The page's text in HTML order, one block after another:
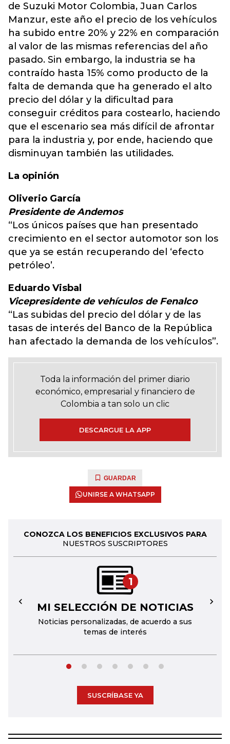
de Suzuki Motor Colombia, Juan Carlos
Manzur, este año el precio de los vehículos
ha subido entre 20% y 22% en comparación
al valor de las mismas referencias del año
pasado. Sin embargo, la industria se ha
contraído hasta 15% como producto de la
falta de demanda que ha generado el alto
precio del dólar y la dificultad para
conseguir créditos para costearlo, haciendo
que el escenario sea más difícil de afrontar
para la industria y, por ende, haciendo que
disminuyan también las utilidades.
La opinión
Oliverio García
Presidente de Andemos
“Los únicos países que han presentado
crecimiento en el sector automotor son los
que ya se están recuperando del ‘efecto
petróleo’.
Eduardo Visbal
Vicepresidente de vehículos de Fenalco
“Las subidas del precio del dólar y de las
tasas de interés del Banco de la República
han afectado la demanda de los vehículos”.
Toda la información del primer diario
económico, empresarial y financiero de
Colombia a tan solo un clic
DESCARGUE LA APP
GUARDAR
UNIRSE A WHATSAPP
CONOZCA LOS BENEFICIOS EXCLUSIVOS PARA
NUESTROS SUSCRIPTORES
1
MI SELECCIÓN DE NOTICIAS
Noticias personalizadas, de acuerdo a sus
temas de interés
← →
SUSCRÍBASE YA